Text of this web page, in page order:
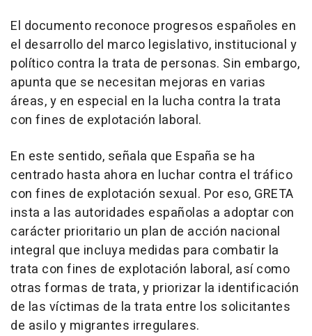
El documento reconoce progresos españoles en
el desarrollo del marco legislativo, institucional y
político contra la trata de personas. Sin embargo,
apunta que se necesitan mejoras en varias
áreas, y en especial en la lucha contra la trata
con fines de explotación laboral.
En este sentido, señala que España se ha
centrado hasta ahora en luchar contra el tráfico
con fines de explotación sexual. Por eso, GRETA
insta a las autoridades españolas a adoptar con
carácter prioritario un plan de acción nacional
integral que incluya medidas para combatir la
trata con fines de explotación laboral, así como
otras formas de trata, y priorizar la identificación
de las víctimas de la trata entre los solicitantes
de asilo y migrantes irregulares.